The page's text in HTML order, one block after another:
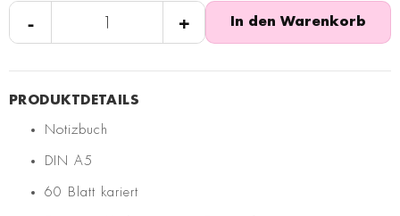
- + In den Warenkorb
Notizbuch
DIN A5
60 Blatt kariert